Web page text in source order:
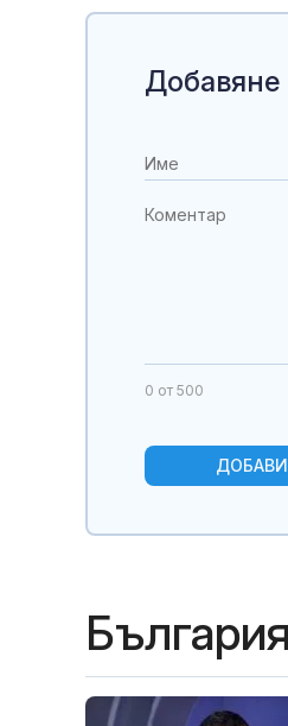
Добавяне
0 от 500
ДОБАВИ
България